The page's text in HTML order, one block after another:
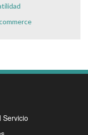
Servicio